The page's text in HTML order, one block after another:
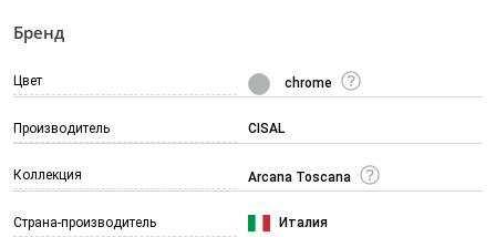
Бренд
Цвет chrome
Производитель CISAL
Коллекция Arcana Toscana
Страна-производитель Италия